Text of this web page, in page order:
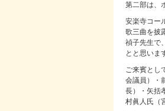
第二部は、
安楽寺コー
歌三曲を披
禎子先生で
とと思いま
ご来賓とし
会議員）・
長）・矢括
村眞人氏（